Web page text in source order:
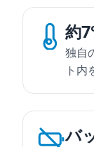
約
独自
ト内
バ